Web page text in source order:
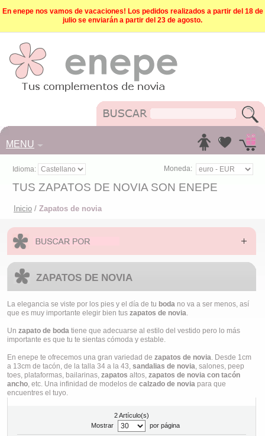
En enepe nos vamos de vacaciones! Los pedidos realizados a partir del 18 de
julio se enviarán a partir del 23 de agosto.
MENU
Idioma: Moneda:
TUS ZAPATOS DE NOVIA SON ENEPE
Inicio / Zapatos de novia
ZAPATOS DE NOVIA
La elegancia se viste por los pies y el día de tu boda no va a ser menos, así
que es muy importante elegir bien tus zapatos de novia.
Un zapato de boda tiene que adecuarse al estilo del vestido pero lo más
importante es que tu te sientas cómoda y estable.
En enepe te ofrecemos una gran variedad de zapatos de novia. Desde 1cm
a 13cm de tacón, de la talla 34 a la 43, sandalias de novia, salones, peep
toes, plataformas, bailarinas, zapatos altos, zapatos de novia con tacón
ancho, etc. Una infinidad de modelos de calzado de novia para que
encuentres el tuyo.
2 Artículo(s)
Mostrar
por página